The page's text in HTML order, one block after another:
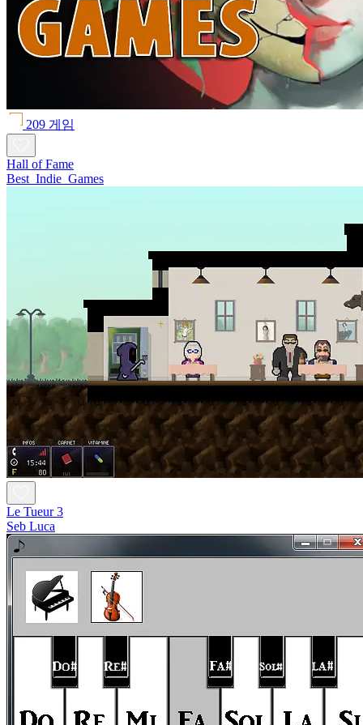
209 게임
Hall of Fame
Best_Indie_Games
Le Tueur 3
Seb Luca